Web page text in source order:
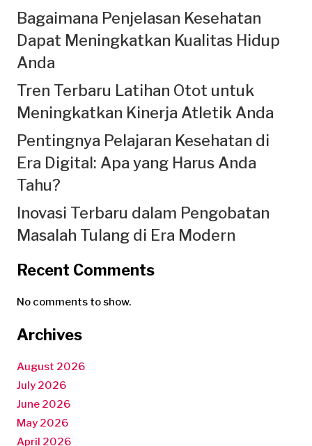
Bagaimana Penjelasan Kesehatan
Dapat Meningkatkan Kualitas Hidup
Anda
Tren Terbaru Latihan Otot untuk
Meningkatkan Kinerja Atletik Anda
Pentingnya Pelajaran Kesehatan di
Era Digital: Apa yang Harus Anda
Tahu?
Inovasi Terbaru dalam Pengobatan
Masalah Tulang di Era Modern
Recent Comments
No comments to show.
Archives
August 2026
July 2026
June 2026
May 2026
April 2026